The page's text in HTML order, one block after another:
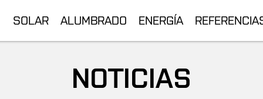
SOLAR ALUMBRADO ENERGÍA
NOTICIAS